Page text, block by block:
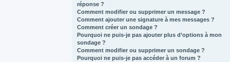
réponse ?
Comment modifier ou supprimer un message ?
Comment ajouter une signature à mes messages ?
Comment créer un sondage ?
Pourquoi ne puis-je pas ajouter plus d’options à mon
sondage ?
Comment modifier ou supprimer un sondage ?
Pourquoi ne puis-je pas accéder à un forum ?